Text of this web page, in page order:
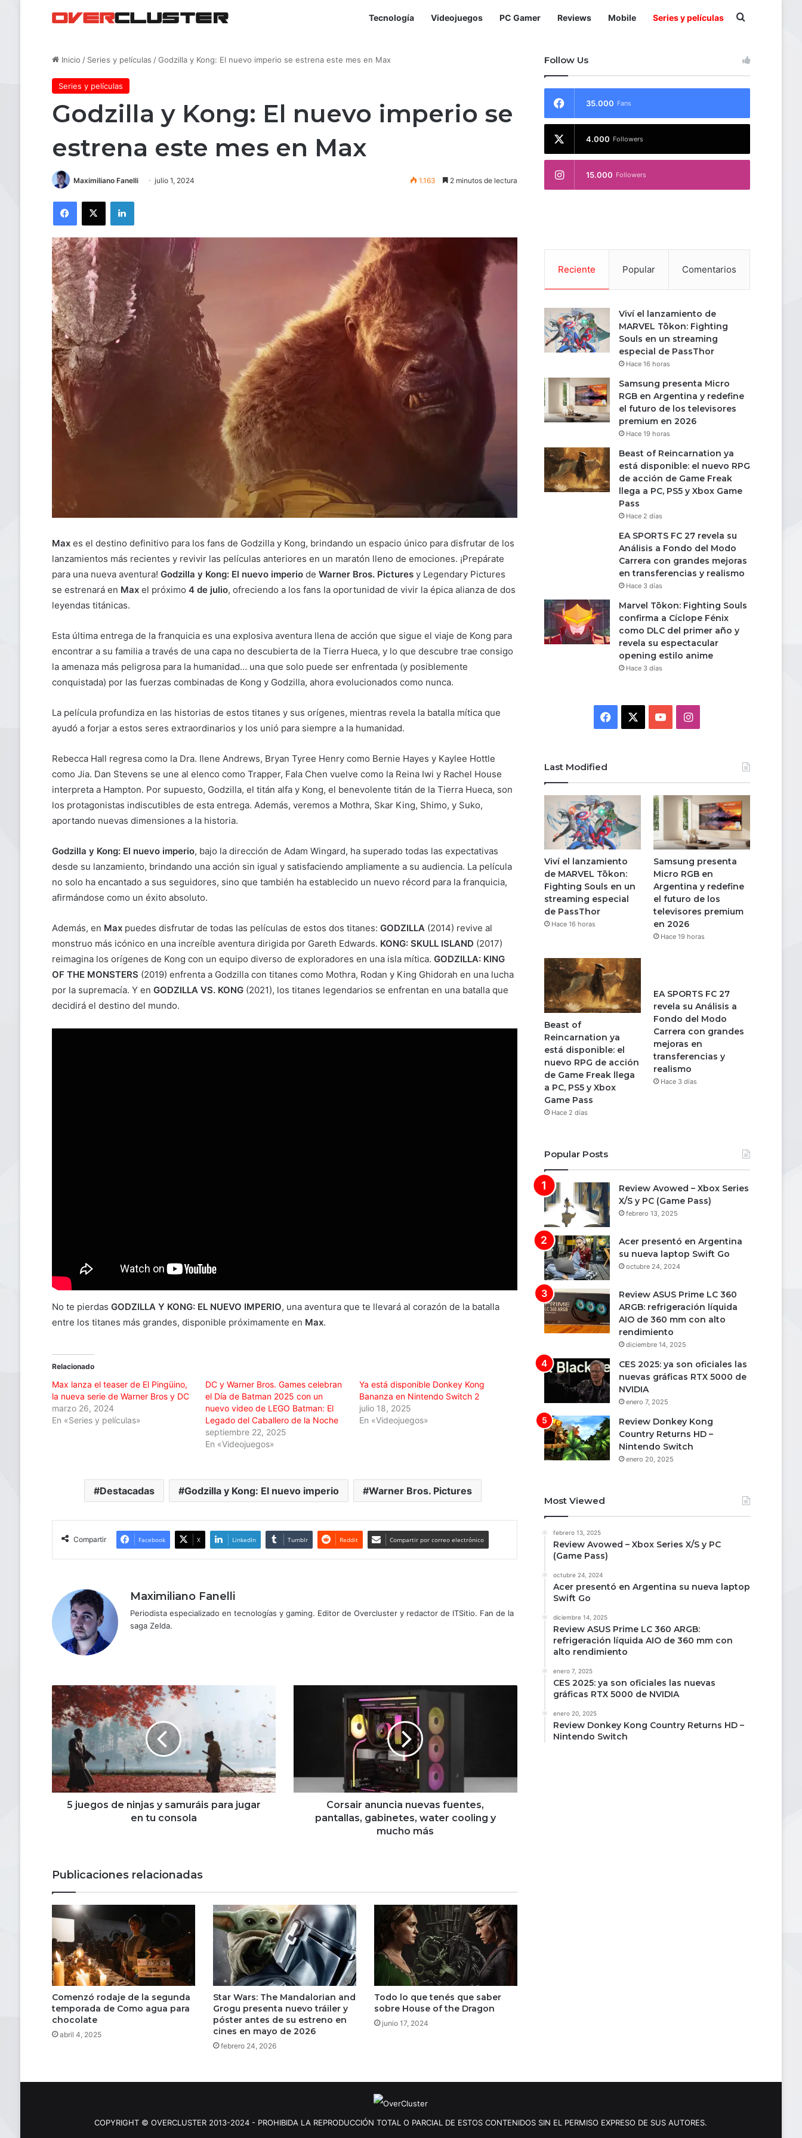
Tecnología Videojuegos PC Gamer Reviews Mobile Series y películas
Inicio / Series y películas /Godzilla y Kong: El nuevo imperio se estrena este mes en Max
Series y películas
Godzilla y Kong: El nuevo imperio se
estrena este mes en Max
Maximiliano Fanelli julio 1, 2024 1.163 2 minutos de lectura
Facebook
X LinkedIn
Maxes el destino definitivo para los fans de Godzilla y Kong, brindando un espacio único para disfrutar de los
lanzamientos más recientes y revivir las películas anteriores en un maratón lleno de emociones. ¡Prepárate
para una nueva aventura! Godzilla y Kong: El nuevo imperiode Warner Bros. Pictures y Legendary Pictures
se estrenará en Maxel próximo 4 de julio, ofreciendo a los fans la oportunidad de vivir la épica alianza de dos
leyendas titánicas.
Esta última entrega de la franquicia es una explosiva aventura llena de acción que sigue el viaje de Kong para
encontrar a su familia a través de una capa no descubierta de la Tierra Hueca, y lo que descubre trae consigo
la amenaza más peligrosa para la humanidad… una que solo puede ser enfrentada (y posiblemente
conquistada) por las fuerzas combinadas de Kong y Godzilla, ahora evolucionados como nunca.
La película profundiza en las historias de estos titanes y sus orígenes, mientras revela la batalla mítica que
ayudó a forjar a estos seres extraordinarios y los unió para siempre a la humanidad.
Rebecca Hall regresa como la Dra. Ilene Andrews, Bryan Tyree Henry como Bernie Hayes y Kaylee Hottle
como Jia. Dan Stevens se une al elenco como Trapper, Fala Chen vuelve como la Reina Iwi y Rachel House
interpreta a Hampton. Por supuesto, Godzilla, el titán alfa y Kong, el benevolente titán de la Tierra Hueca, son
los protagonistas indiscutibles de esta entrega. Además, veremos a Mothra, Skar King, Shimo, y Suko,
aportando nuevas dimensiones a la historia.
Godzilla y Kong: El nuevo imperio, bajo la dirección de Adam Wingard, ha superado todas las expectativas
desde su lanzamiento, brindando una acción sin igual y satisfaciendo ampliamente a su audiencia. La película
no solo ha encantado a sus seguidores, sino que también ha establecido un nuevo récord para la franquicia,
afirmándose como un éxito absoluto.
Además, en Maxpuedes disfrutar de todas las películas de estos dos titanes: GODZILLA(2014) revive al
monstruo más icónico en una increíble aventura dirigida por Gareth Edwards. KONG: SKULL ISLAND (2017)
reimagina los orígenes de Kong con un equipo diverso de exploradores en una isla mítica. GODZILLA: KING
OF THE MONSTERS (2019) enfrenta a Godzilla con titanes como Mothra, Rodan y King Ghidorah en una lucha
por la supremacía. Y en GODZILLA VS. KONG (2021), los titanes legendarios se enfrentan en una batalla que
decidirá el destino del mundo.
No te pierdas GODZILLA Y KONG: EL NUEVO IMPERIO, una aventura que te llevará al corazón de la batalla
entre los titanes más grandes, disponible próximamente en Max.
Relacionado
Max lanza el teaser de El Pingüino,
la nueva serie de Warner Bros y DC
marzo 26, 2024
En «Series y películas»
DC y Warner Bros. Games celebran
el Día de Batman 2025 con un
nuevo video de LEGO Batman: El
Legado del Caballero de la Noche
septiembre 22, 2025
En «Videojuegos»
Ya está disponible Donkey Kong
Bananza en Nintendo Switch 2
julio 18, 2025
En «Videojuegos»
Destacadas Godzilla y Kong: El nuevo imperio Warner Bros. Pictures
Compartir Facebook X LinkedIn Tumblr Reddit Compartir por correo electrónico
Maximiliano Fanelli
Periodista especializado en tecnologías y gaming. Editor de Overcluster y redactor de ITSitio. Fan de la
saga Zelda.
5
juegos
de
ninjas
samuráis
para
jugar
en
5 juegos de ninjas y samuráis para jugar
en tu consola
cooling
y
Corsair anuncia nuevas fuentes,
pantallas, gabinetes, water cooling y
mucho más
Publicaciones relacionadas
Comenzó rodaje de la segunda
temporada de Como agua para
chocolate
abril 4, 2025
Star Wars: The Mandalorian and
Grogu presenta nuevo tráiler y
póster antes de su estreno en
cines en mayo de 2026
febrero 24, 2026
Todo lo que tenés que saber
sobre House of the Dragon
junio 17, 2024
Follow Us
35.000 Fans
4.000 Followers
15.000 Followers
Reciente Popular Comentarios
Viví el lanzamiento de
MARVEL Tōkon: Fighting
Souls en un streaming
especial de PassThor
Hace 16 horas
Samsung presenta Micro
RGB en Argentina y redefine
el futuro de los televisores
premium en 2026
Hace 19 horas
Beast of Reincarnation ya
está disponible: el nuevo RPG
de acción de Game Freak
llega a PC, PS5 y Xbox Game
Pass
Hace 2 días
EA SPORTS FC 27 revela su
Análisis a Fondo del Modo
Carrera con grandes mejoras
en transferencias y realismo
Hace 3 días
Marvel Tōkon: Fighting Souls
confirma a Cíclope Fénix
como DLC del primer año y
revela su espectacular
opening estilo anime
Hace 3 días
Facebook YouTubeInstagram
Last Modified
Viví el lanzamiento
de MARVEL Tōkon:
Fighting Souls en un
streaming especial
de PassThor
Hace 16 horas
Samsung presenta
Micro RGB en
Argentina y redefine
el futuro de los
televisores premium
en 2026
Hace 19 horas
Beast of
Reincarnation ya
está disponible: el
nuevo RPG de acción
de Game Freak llega
a PC, PS5 y Xbox
Game Pass
Hace 2 días
EA SPORTS FC 27
revela su Análisis a
Fondo del Modo
Carrera con grandes
mejoras en
transferencias y
realismo
Hace 3 días
Popular Posts
Review Avowed – Xbox Series
X/S y PC (Game Pass)
febrero 13, 2025
Acer presentó en Argentina
su nueva laptop Swift Go
octubre 24, 2024
Review ASUS Prime LC 360
ARGB: refrigeración líquida
AIO de 360 mm con alto
rendimiento
diciembre 14, 2025
CES 2025: ya son oficiales las
nuevas gráficas RTX 5000 de
NVIDIA
enero 7, 2025
Review Donkey Kong
Country Returns HD –
Nintendo Switch
enero 20, 2025
Most Viewed
febrero 13, 2025
Review Avowed – Xbox Series X/S y PC
(Game Pass)
octubre 24, 2024
Acer presentó en Argentina su nueva laptop
Swift Go
diciembre 14, 2025
Review ASUS Prime LC 360 ARGB:
refrigeración líquida AIO de 360 mm con
alto rendimiento
enero 7, 2025
CES 2025: ya son oficiales las nuevas
gráficas RTX 5000 de NVIDIA
enero 20, 2025
Review Donkey Kong Country Returns HD –
Nintendo Switch
COPYRIGHT © OVERCLUSTER 2013-2024 - PROHIBIDA LA REPRODUCCIÓN TOTAL O PARCIAL DE ESTOS CONTENIDOS SIN EL PERMISO EXPRESO DE SUS AUTORES.